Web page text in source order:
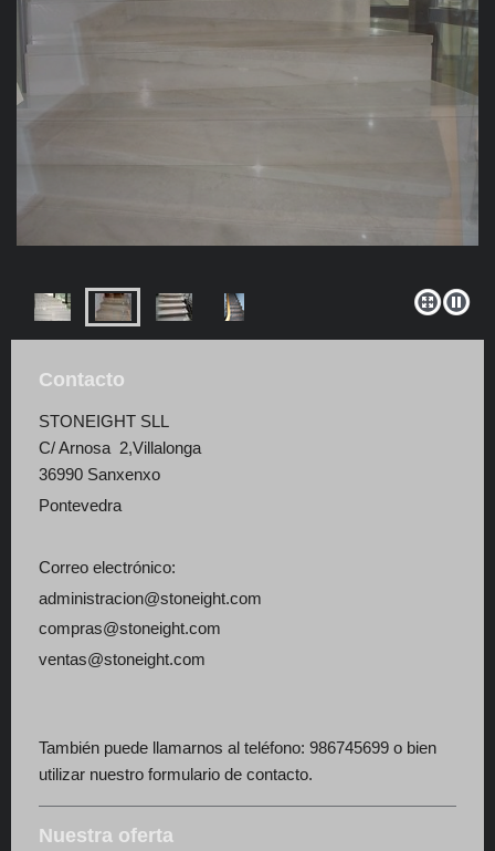
Contacto
STONEIGHT SLL
C/ Arnosa 2,Villalonga
36990 Sanxenxo
Pontevedra
Correo electrónico:
administracion@stoneight.com
compras@stoneight.com
ventas@stoneight.com
También puede llamarnos al teléfono: 986745699 o bien
utilizar nuestro formulario de contacto.
Nuestra oferta